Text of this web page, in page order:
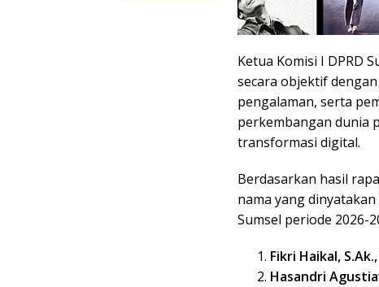
Ketua Komisi I DPRD
secara objektif
pengalaman, serta
perkembangan dunia
transformasi digital.
Berdasarkan hasil
nama yang
Sumsel periode 2026-
Fikri Haikal,
Hasandri